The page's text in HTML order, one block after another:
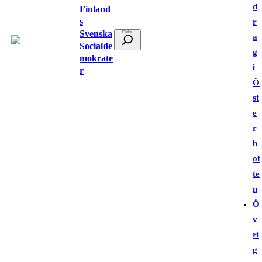
Finland
s
Svenska
Socialde
mokrate
r
ö
d
r
a
g
i
Ö
st
e
r
b
ot
te
n
Ö
v
ri
g